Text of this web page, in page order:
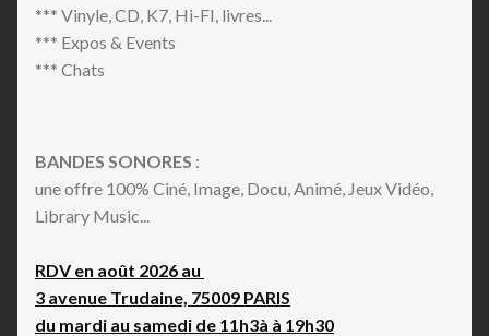
*** Vinyle, CD, K7, Hi-FI, livres...
*** Expos & Events
*** Chats
BANDES SONORES :
une offre 100% Ciné, Image, Docu, Animé, Jeux Vidéo,
Library Music...
RDV en août 2026 au
3 avenue Trudaine, 75009 PARIS
du mardi au samedi de 11h3à à 19h30